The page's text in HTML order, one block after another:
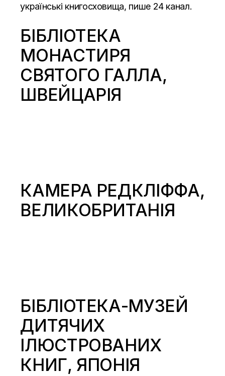
українські книгосховища, пише 24 канал.
БІБЛІОТЕКА
МОНАСТИРЯ
СВЯТОГО ГАЛЛА,
ШВЕЙЦАРІЯ
КАМЕРА РЕДКЛІФФА,
ВЕЛИКОБРИТАНІЯ
БІБЛІОТЕКА-МУЗЕЙ
ДИТЯЧИХ
ІЛЮСТРОВАНИХ
КНИГ, ЯПОНІЯ